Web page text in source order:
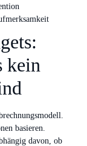
kein
basieren.
davon, ob